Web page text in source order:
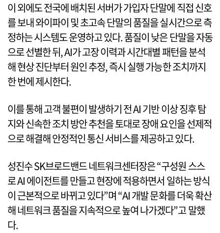
이 외에도 전국에 배치된 서버가 가입자 단말에 직접 신호
를 보내 와이파이 및 초고속 단말의 품질을 실시간으로 측
정하는 시스템도 운영하고 있다. 품질이 낮은 단말을 자동
으로 선별한 뒤, AI가 고장 이력과 시간대별 패턴을 분석
해 현상 진단부터 원인 추정, 즉시 실행 가능한 조치까지
한 번에 제시한다.
이를 통해 고객 불편이 발생하기 전 AI 기반 이상 징후 탐
지와 신속한 조치 방안 추천을 토대로 장애 요인을 선제적
으로 해결해 안정적인 통신 서비스를 제공하고 있다.
성진수 SK브로드밴드 네트워크센터장은 “구성원 스스
로 AI 에이전트를 만들고 현장에 적용하면서 일하는 방식
이 근본적으로 바뀌고 있다”며 “AI 개발 문화를 더욱 확산
해 네트워크 품질을 지속적으로 높여 나가겠다”고 말했
다.